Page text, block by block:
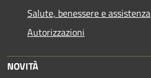
Salute, benessere e assistenza
Autorizzazioni
NOVITÀ